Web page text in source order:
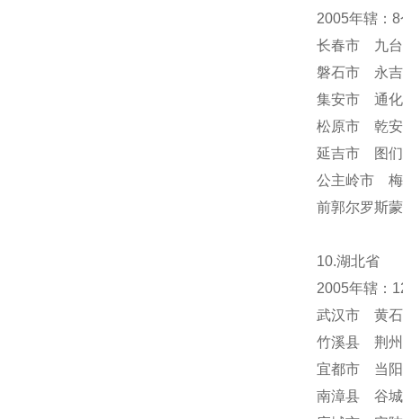
2005年辖：
长春市 九
磐石市 永
集安市 通
松原市 乾
延吉市 图
公主岭市
前郭尔罗斯
10.湖北省
2005年辖：
武汉市 黄
竹溪县 荆
宜都市 当
南漳县 谷